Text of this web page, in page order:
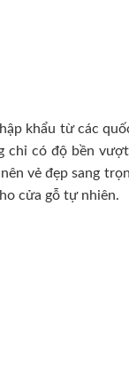
khẩu từ các
chỉ có độ bền
vẻ đẹp sang
cửa gỗ tự nhiên.